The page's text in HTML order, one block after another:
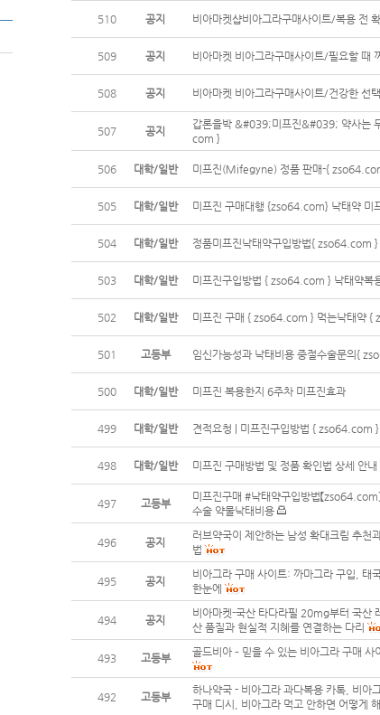
510 공지 비아마켓샵비아그라구매사이트/복용 전
509 공지 비아마켓 비아그라구매사이트/필요할 때
508 공지 비아마켓 비아그라구매사이트/건강한 선
507 공지
갑론을박 &#039;미프진&#039; 약사는
com }
506 대학/일반 미프진(Mifegyne) 정품 판매-{
505 대학/일반 미프진 구매대행 {zso64.com} 낙태약 미
504 대학/일반 정품미프진낙태약구입방법{ zso64.com
503 대학/일반 미프진구입방법 { zso64.com } 낙태약복
502 대학/일반 미프진 구매 { zso64.com } 먹는낙태약 {
501 고등부 임신가능성과 낙태비용 중절수술문의{
500 대학/일반 미프진 복용한지 6주차 미프진효과
499 대학/일반 견적요청 | 미프진구입방법 { zso64.com
498 대학/일반 미프진 구매방법 및 정품 확인법 상세 안
497 고등부
미프진구매 #낙태약구입방법【zso64.com
수술 약물낙태비용
496 공지
러브약국이 제안하는 남성 확대크림 추천
법
495 공지
비아그라 구매 사이트: 까마그라 구입, 태
한눈에
494 공지
비아마켓-국산 타다라필 20mg부터 국산
산 품질과 현실적 지혜를 연결하는 다리
493 고등부 골드비아 – 믿을 수 있는 비아그라 구매 사
492 고등부
하나약국 - 비아그라 과다복용 카톡, 비아
구매 디시, 비아그라 먹고 안하면 어떻게